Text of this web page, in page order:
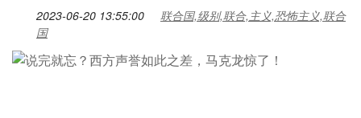
2023-06-20 13:55:00
联合国,级别,联合,主义,恐怖主义,联合
国